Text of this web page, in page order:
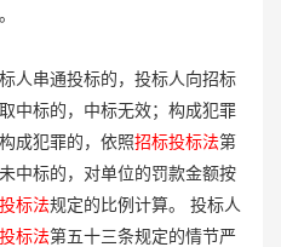
人串通投标的，投标人向招标
中标的，中标无效；构成犯罪
成犯罪的，依照招标投标法第
中标的，对单位的罚款金额按
标法规定的比例计算。 投标人
标法第五十三条规定的情节严